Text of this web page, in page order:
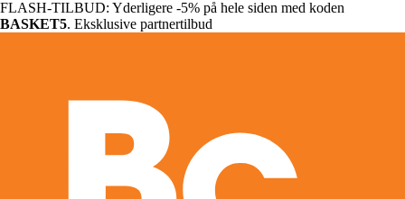
FLASH-TILBUD: Yderligere -5% på hele siden med koden
BASKET5. Eksklusive partnertilbud